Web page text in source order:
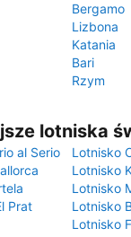
Bergamo
Lizbona
Katania
Bari
Rzym
lotniska
al Serio
Lotnisko
Lotnisko
Lotnisko
Prat
Lotnisko
Lotnisko